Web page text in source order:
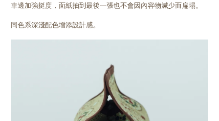
車邊加強挺度，面紙抽到最後一張也不會因內容物減少而扁塌。
同色系深淺配色增添設計感。